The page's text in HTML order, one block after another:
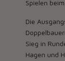
Spielen beim
Die
Sieg in
Hagen und